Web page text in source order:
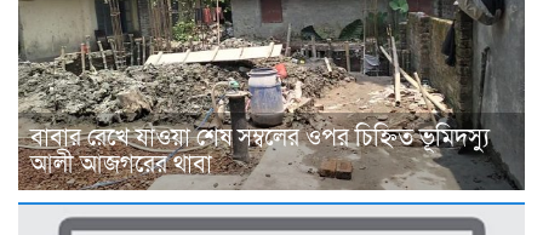
বাবার রেখে যাওয়া শেষ সম্বলের ওপর চিহ্নিত ভূমিদস্যু
আলী আজগরের থাবা